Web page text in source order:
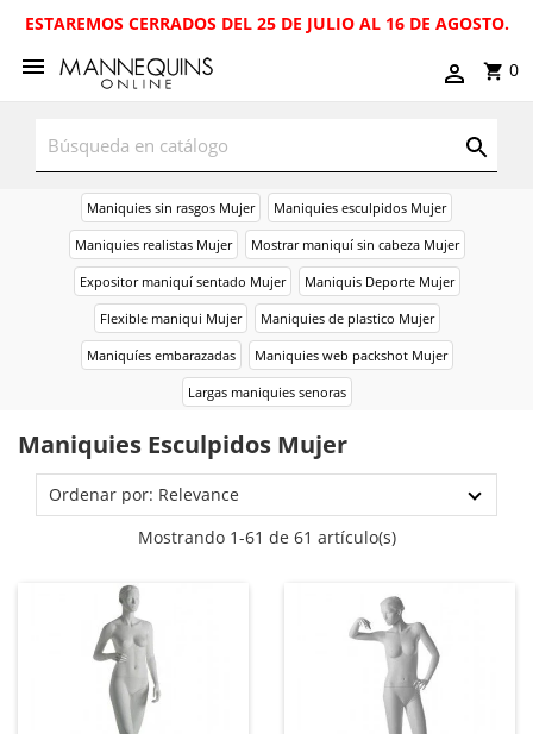
ESTAREMOS CERRADOS DEL 25 DE JULIO AL 16 DE AGOSTO.
0
Maniquies sin rasgos Mujer Maniquies esculpidos Mujer
Maniquies realistas Mujer Mostrar maniquí sin cabeza Mujer
Expositor maniquí sentado Mujer Maniquis Deporte Mujer
Flexible maniqui Mujer Maniquies de plastico Mujer
Maniquíes embarazadas Maniquies web packshot Mujer
Largas maniquies senoras
Maniquies Esculpidos Mujer
Ordenar por: Relevance
Mostrando 1-61 de 61 artículo(s)